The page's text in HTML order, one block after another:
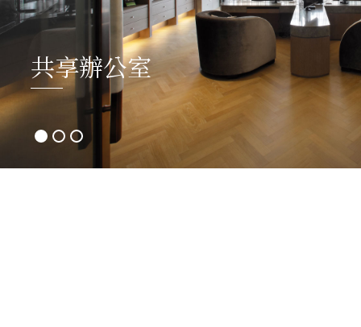
共享辦公室